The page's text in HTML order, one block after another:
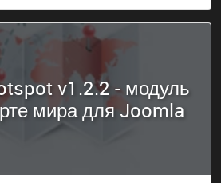
v1.2.2 - модуль
мира для Joomla